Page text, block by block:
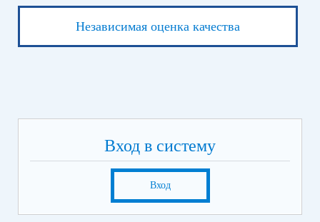
Независимая оценка качества
Вход в систему
Вход